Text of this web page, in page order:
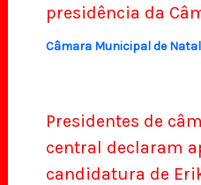
presidência da
Câmara Municipal de Natal
Presidentes de
central declaram
candidatura de